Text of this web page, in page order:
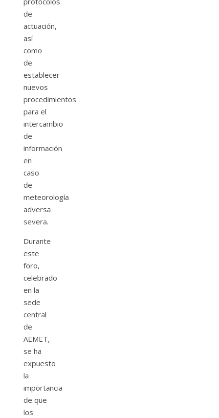
de
actuación,
así
como
de
establecer
nuevos
procedimientos
para el
intercambio
de
información
en
caso
de
meteorología
adversa
severa.
Durante
este
foro,
celebrado
en la
sede
central
de
AEMET,
se ha
expuesto
la
importancia
de que
los